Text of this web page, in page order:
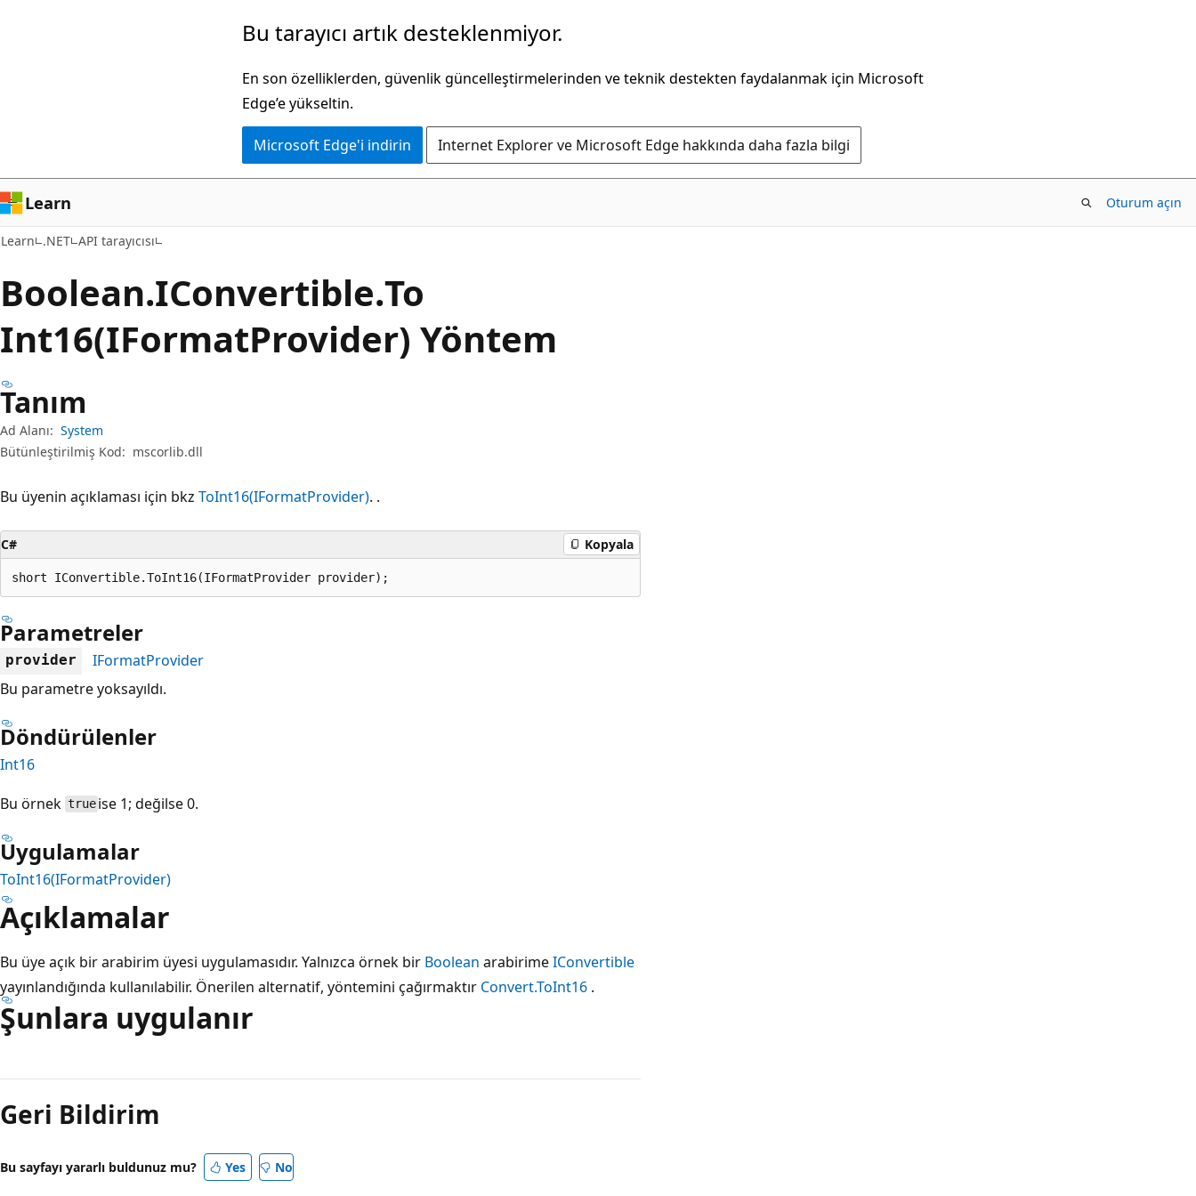
Bu tarayıcı artık desteklenmiyor.
En son özelliklerden, güvenlik güncelleştirmelerinden ve teknik destekten faydalanmak için Microsoft
Edge’e yükseltin.
Microsoft Edge'i indirin Internet Explorer ve Microsoft Edge hakkında daha fazla bilgi
Learn Oturum açın
Learn .NET API tarayıcısı
Boolean.IConvertible.To
Int16(IFormatProvider) Yöntem
Tanım
Ad Alanı: System
Bütünleştirilmiş Kod: mscorlib.dll
Bu üyenin açıklaması için bkz ToInt16(IFormatProvider). .
C# Kopyala
short IConvertible.ToInt16(IFormatProvider provider);
Parametreler
provider
IFormatProvider
Bu parametre yoksayıldı.
Döndürülenler
Int16
Bu örnek true ise 1; değilse 0.
Uygulamalar
ToInt16(IFormatProvider)
Açıklamalar
Bu üye açık bir arabirim üyesi uygulamasıdır. Yalnızca örnek bir Boolean arabirimeIConvertible
yayınlandığında kullanılabilir. Önerilen alternatif, yöntemini çağırmaktır Convert.ToInt16 .
Şunlara uygulanır
modu
devre
Geri Bildirim
Bu sayfayı yararlı buldunuz mu? Yes No